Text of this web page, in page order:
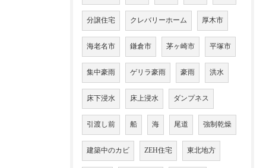
分譲住宅 クレバリーホーム 厚木市
海老名市 鎌倉市 茅ヶ崎市 平塚市
集中豪雨 ゲリラ豪雨 豪雨 洪水
床下浸水 床上浸水 ダンプネス
引渡し前 船 海 尾道 強制乾燥
建築中のカビ ZEH住宅 東北地方